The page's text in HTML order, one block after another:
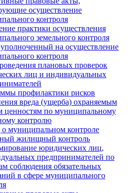
осуществление
контроля
практики осуществления
земельного контроля
на осуществление
контроля
плановых проверок
лиц и индивидуальных
профилактики рисков
вреда (ущерба) охраняемым
ценностям по муниципальному
контролю
о муниципальном контроле
жилищный контроль
юридических лиц,
предпринимателей по
соблюдения обязательных
в сфере муниципального